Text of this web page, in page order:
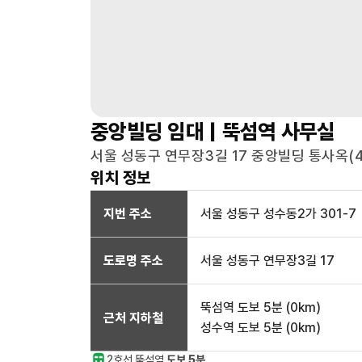
중앙빌딩 임대 | 뚝섬역 사무실
서울 성동구 연무장3길 17 중앙빌딩 통사옥
위치 정보
지번 주소 서울 성동구 성수동2가 301-7
도로명 주소 서울 성동구 연무장3길 17
근처 지하철
뚝섬역 도보 5분 (0km)
성수역 도보 5분 (0km)